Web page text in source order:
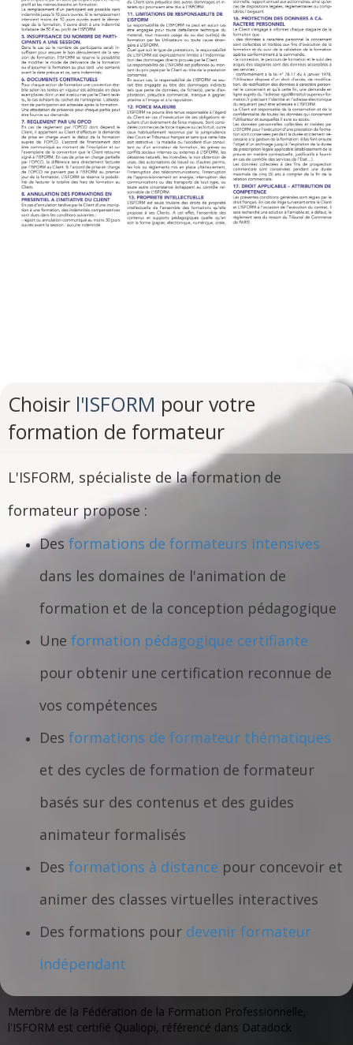
Choisir l'ISFORM pour votre
formation de formateur
L'ISFORM, spécialiste de la formation de
formateur propose :
Des formations de formateurs intensives
dans les domaines de l'animation de
formation et de la conception pédagogique
Une formation pédagogique certifiante
pour obtenir une certification reconnue de
vos compétences
Des formations de formateur thématiques
et des cycles de formation de formateur
basés sur des contenus et des guides
animateur formalisés
Des formations à distance pour concevoir et
animer des classes virtuelles interactives
Des formations pour devenir formateur
indépendant
Membre de la Fédération de la Formation Professionnelle,
l'ISFORM est certifié Qualiopi, référencé dans Datadock